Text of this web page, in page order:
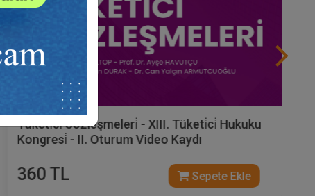
Tüketi̇ci̇ Sözleşmeleri̇ - XIII. Tüketi̇ci̇ Hukuku
Kongresi̇ - II. Oturum Video Kaydı
360 TL Sepete Ekle